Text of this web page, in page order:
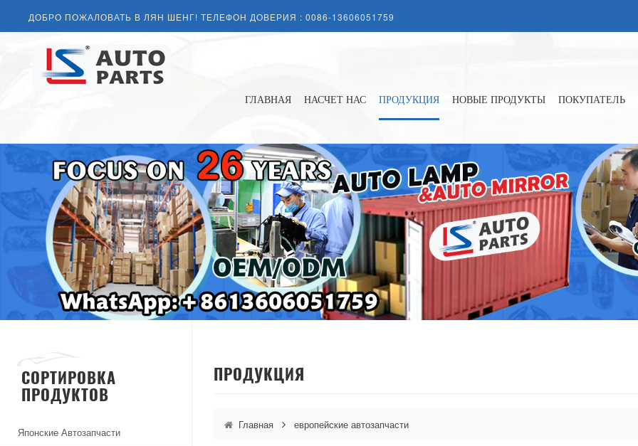
ДОБРО ПОЖАЛОВАТЬ В ЛЯН ШЕНГ! ТЕЛЕФОН ДОВЕРИЯ : 0086-13606051759
ГЛАВНАЯ НАСЧЕТ НАС ПРОДУКЦИЯ НОВЫЕ ПРОДУКТЫ ПОКУПАТЕЛЬ
СОРТИРОВКА
ПРОДУКТОВ
Японские Автозапчасти
ПРОДУКЦИЯ
Главная европейские автозапчасти